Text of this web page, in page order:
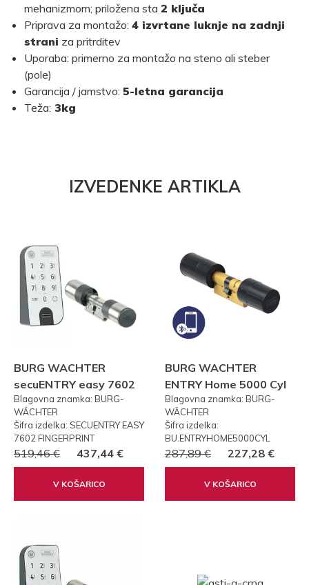
mehanizmom; priložena sta 2 ključa
Priprava za montažo: 4 izvrtane luknje na zadnji
strani za pritrditev
Uporaba: primerno za montažo na steno ali steber
(pole)
Garancija / jamstvo: 5-letna garancija
Teža: 3kg
IZVEDENKE ARTIKLA
BURG WACHTER
secuENTRY easy 7602
FP PRSTNI ODTIS
Blagovna znamka: BURG-
WÄCHTER
Šifra izdelka: SECUENTRY EASY
7602 FINGERPRINT
519,46 € 437,44 €
V KOŠARICO
BURG WACHTER
ENTRY Home 5000 Cyl
Blagovna znamka: BURG-
WÄCHTER
Šifra izdelka:
BU.ENTRYHOME5000CYL
287,89 € 227,28 €
V KOŠARICO